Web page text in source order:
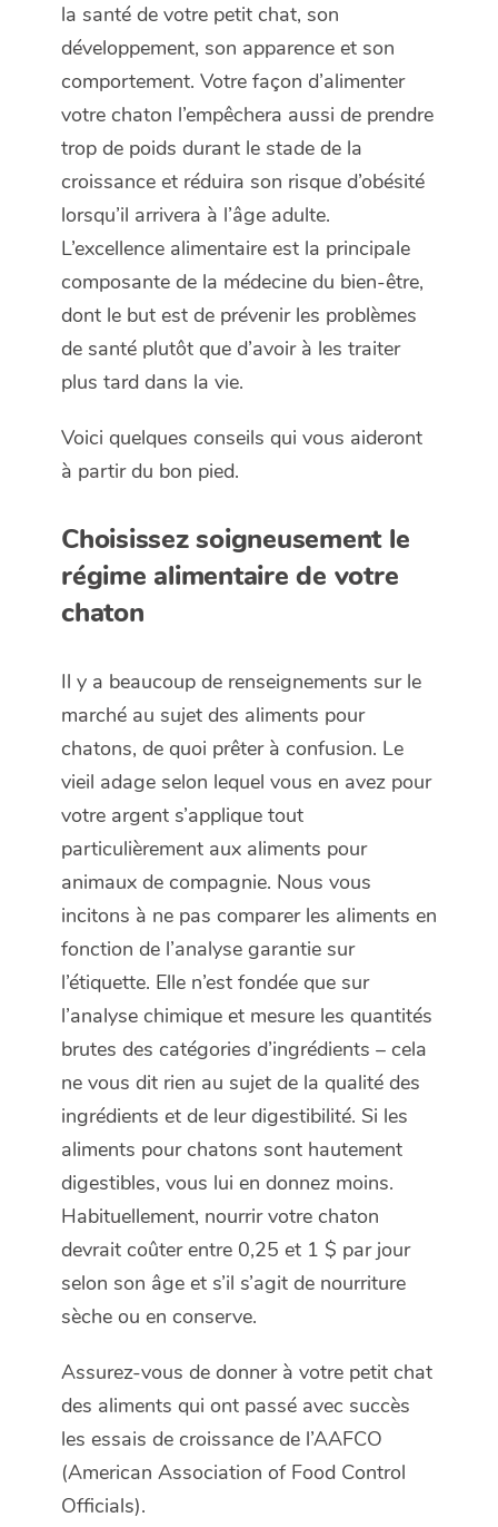
la santé de votre petit chat, son
développement, son apparence et son
comportement. Votre façon d’alimenter
votre chaton l’empêchera aussi de prendre
trop de poids durant le stade de la
croissance et réduira son risque d’obésité
lorsqu’il arrivera à l’âge adulte.
L’excellence alimentaire est la principale
composante de la médecine du bien-être,
dont le but est de prévenir les problèmes
de santé plutôt que d’avoir à les traiter
plus tard dans la vie.
Voici quelques conseils qui vous aideront
à partir du bon pied.
Choisissez soigneusement le
régime alimentaire de votre
chaton
Il y a beaucoup de renseignements sur le
marché au sujet des aliments pour
chatons, de quoi prêter à confusion. Le
vieil adage selon lequel vous en avez pour
votre argent s’applique tout
particulièrement aux aliments pour
animaux de compagnie. Nous vous
incitons à ne pas comparer les aliments en
fonction de l’analyse garantie sur
l’étiquette. Elle n’est fondée que sur
l’analyse chimique et mesure les quantités
brutes des catégories d’ingrédients – cela
ne vous dit rien au sujet de la qualité des
ingrédients et de leur digestibilité. Si les
aliments pour chatons sont hautement
digestibles, vous lui en donnez moins.
Habituellement, nourrir votre chaton
devrait coûter entre 0,25 et 1 $ par jour
selon son âge et s’il s’agit de nourriture
sèche ou en conserve.
Assurez-vous de donner à votre petit chat
des aliments qui ont passé avec succès
les essais de croissance de l’AAFCO
(American Association of Food Control
Officials).